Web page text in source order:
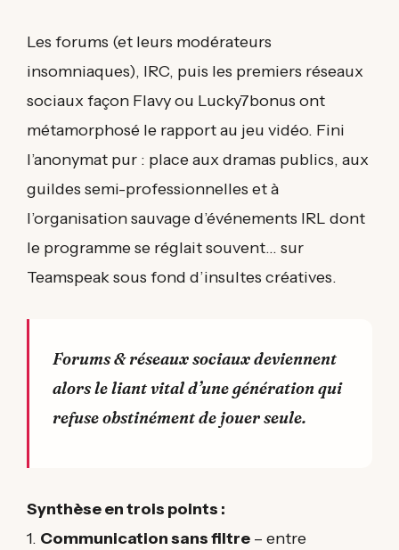
Les forums (et leurs modérateurs
insomniaques), IRC, puis les premiers réseaux
sociaux façon Flavy ou Lucky7bonus ont
métamorphosé le rapport au jeu vidéo. Fini
l’anonymat pur : place aux dramas publics, aux
guildes semi-professionnelles et à
l’organisation sauvage d’événements IRL dont
le programme se réglait souvent… sur
Teamspeak sous fond d’insultes créatives.
Forums & réseaux sociaux deviennent
alors le liant vital d’une génération qui
refuse obstinément de jouer seule.
Synthèse en trois points :
1. Communication sans filtre – entre